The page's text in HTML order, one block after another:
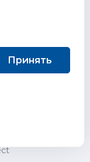
ФС77-73321
округа "Город
Е.А.
85-85
18+
Принять